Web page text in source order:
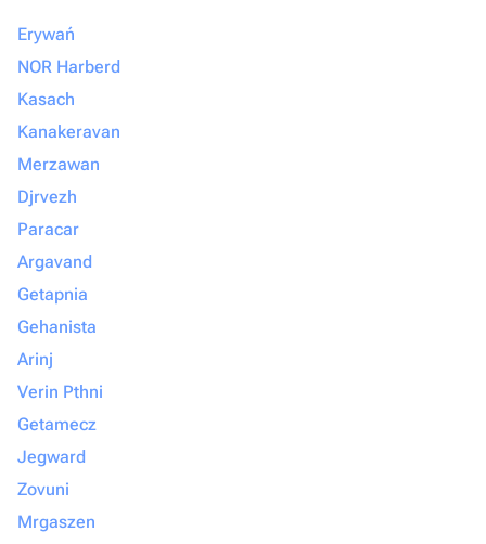
Erywań
NOR Harberd
Kasach
Kanakeravan
Merzawan
Djrvezh
Paracar
Argavand
Getapnia
Gehanista
Arinj
Verin Pthni
Getamecz
Jegward
Zovuni
Mrgaszen